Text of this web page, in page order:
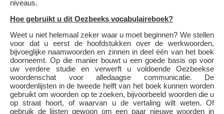
niveaus.
Hoe gebruikt u dit Oezbeeks vocabulaireboek?
Weet u niet helemaal zeker waar u moet beginnen? We stellen
voor dat u eerst de hoofdstukken over de werkwoorden,
bijvoeglijke naamwoorden en zinnen in deel één van het boek
doorneemt. Op die manier bouwt u een goede basis op voor
uw verdere studie en verwerft u voldoende Oezbeekse
woordenschat voor alledaagse communicatie. De
woordenlijsten in de tweede helft van het boek kunnen worden
gebruikt om woorden op te zoeken, bijvoorbeeld woorden die u
op straat hoort, of waarvan u de vertaling wilt weten. Of
gebruik de lijsten gewoon om een paar nieuwe woorden in